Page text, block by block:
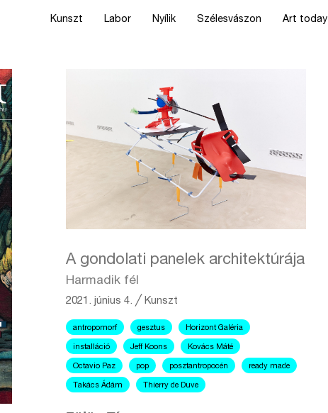
Kunszt Labor Nyílik Szélesvászon Art today
A gondolati panelek architektúrája
Harmadik fél
2021. június 4. ╱ Kunszt
antropomorf gesztus Horizont Galéria
installáció Jeff Koons Kovács Máté
Octavio Paz pop posztantropocén ready made
Takács Ádám Thierry de Duve